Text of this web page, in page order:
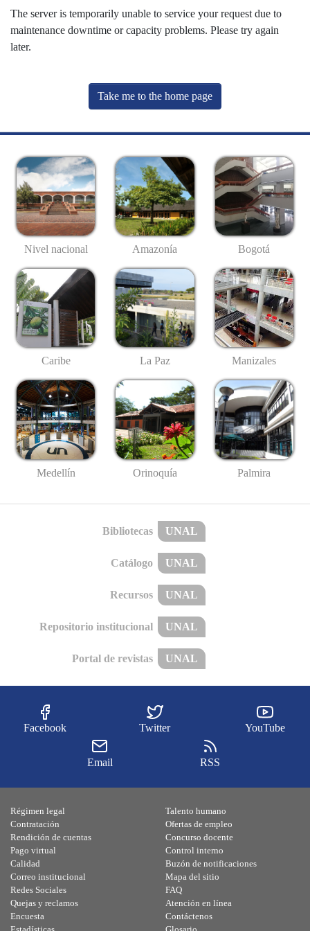
The server is temporarily unable to service your request due to
maintenance downtime or capacity problems. Please try again
later.
Take me to the home page
Nivel nacional Amazonía Bogotá
Caribe La Paz Manizales
Medellín Orinoquía Palmira
Bibliotecas UNAL
Catálogo UNAL
Recursos UNAL
Repositorio institucional UNAL
Portal de revistas UNAL
Facebook Twitter YouTube
Email RSS
Régimen legal
Contratación
Rendición de cuentas
Pago virtual
Calidad
Talento humano
Ofertas de empleo
Concurso docente
Control interno
Buzón de notificaciones
Correo institucional
Redes Sociales
Quejas y reclamos
Encuesta
Mapa del sitio
FAQ
Atención en línea
Contáctenos